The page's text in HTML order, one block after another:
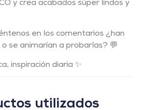
y crea acabados súper lindos y
en los comentarios ¿han
se animarían a probarlas? 💬
inspiración diaria ✨
utilizados